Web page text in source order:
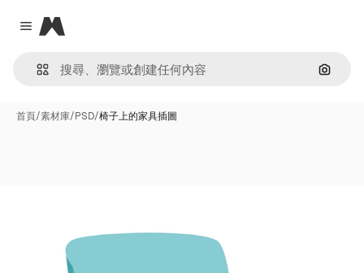
Close menu
Magnific
通過圖
首頁/素材庫/PSD/椅子上的家具插圖